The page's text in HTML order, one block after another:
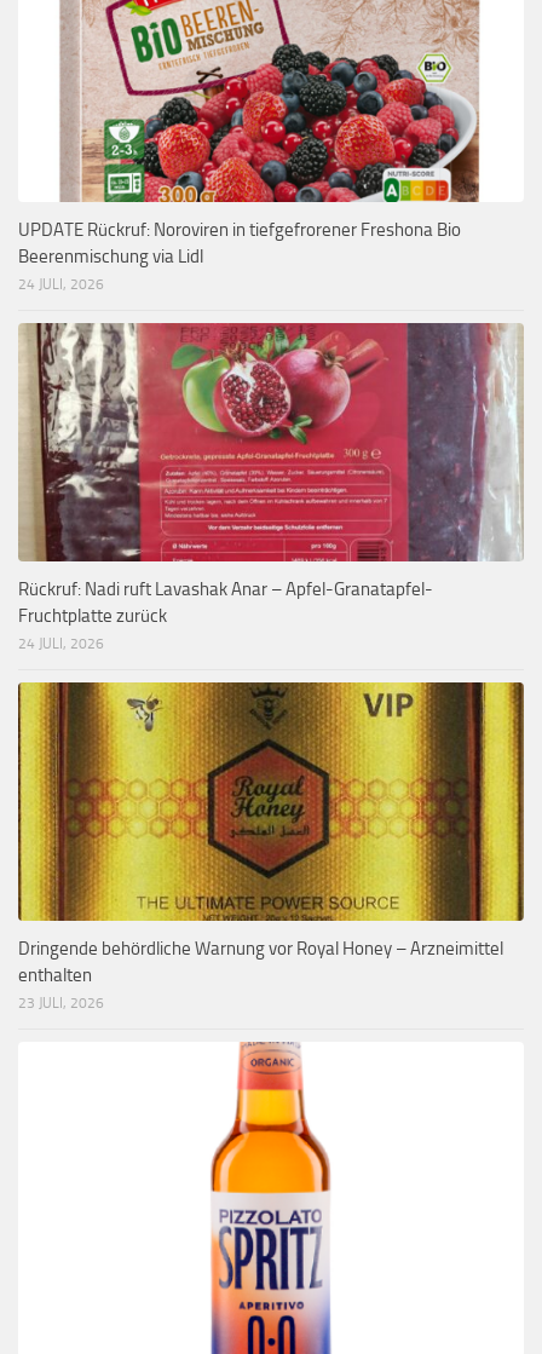
UPDATE Rückruf: Noroviren in tiefgefrorener Freshona Bio
Beerenmischung via Lidl
24 JULI, 2026
Rückruf: Nadi ruft Lavashak Anar – Apfel-Granatapfel-
Fruchtplatte zurück
24 JULI, 2026
Dringende behördliche Warnung vor Royal Honey – Arzneimittel
enthalten
23 JULI, 2026